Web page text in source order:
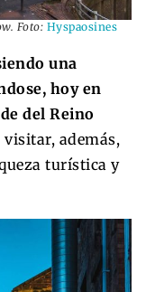
Foto: Hyspaosines
una
hoy en
del Reino
además,
turística y